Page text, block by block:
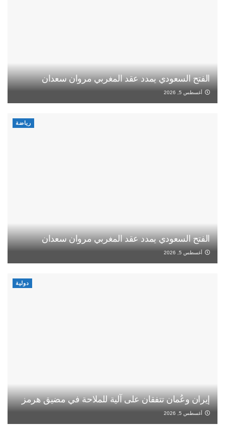
الفتح السعودي يمدد عقد المغربي مروان سعدان
أغسطس 5, 2026
رياضة
الفتح السعودي يمدد عقد المغربي مروان سعدان
أغسطس 5, 2026
دولية
إيران وعُمان تتفقان على آلية للملاحة في مضيق هرمز
أغسطس 5, 2026